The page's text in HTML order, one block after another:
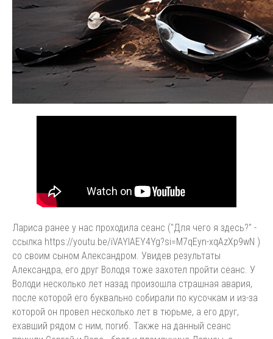
Лариса ранее у нас проходила сеанс ("Для чего я здесь?" -
ссылка https://youtu.be/iVAYlAEY4Yg?si=M7qEyn-xqAzXp9wN )
со своим сыном Александром. Увидев результаты
Александра, его друг Володя тоже захотел пройти сеанс. У
Володи несколько лет назад произошла страшная авария,
после которой его буквально собирали по кусочкам и из-за
которой он провел несколько лет в тюрьме, а его друг,
ехавший рядом с ним, погиб. Также на данный сеанс